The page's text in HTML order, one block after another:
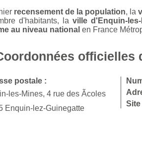
recensement de la population, la
d'habitants, la ville d'Enquin-
au niveau national en France
officielles
postale :
les-Mines, 4 rue des Ãcoles
Enquin-lez-Guinegatte